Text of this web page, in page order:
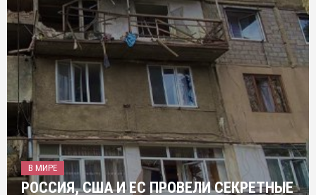
В МИРЕ
РОССИЯ, США И ЕС ПРОВЕЛИ СЕКРЕТНЫЕ